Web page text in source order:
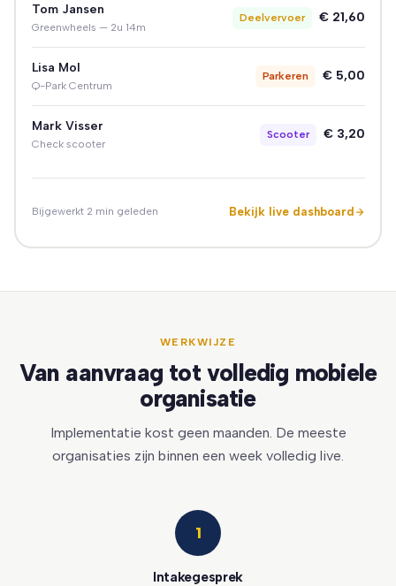
Tom Jansen
Greenwheels — 2u 14m
Deelvervoer € 21,60
Lisa Mol
Q-Park Centrum
Parkeren € 5,00
Mark Visser
Check scooter
Scooter € 3,20
Bijgewerkt 2 min geleden Bekijk live dashboard
WERKWIJZE
Van aanvraag tot volledig mobiele
organisatie
Implementatie kost geen maanden. De meeste
organisaties zijn binnen een week volledig live.
1
Intakegesprek